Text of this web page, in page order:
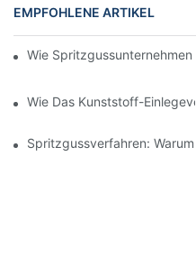
EMPFOHLENE ARTIKEL
Wie
Wie Das Kunststoff-
Spritzgussverfahren: